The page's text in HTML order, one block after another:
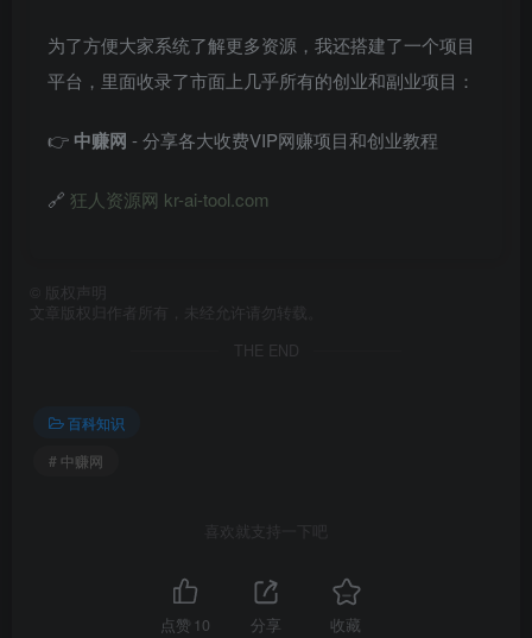
为了方便大家系统了解更多资源，我还搭建了一个项目
平台，里面收录了市面上几乎所有的创业和副业项目：
👉 中赚网 - 分享各大收费VIP网赚项目和创业教程
🔗 狂人资源网 kr-ai-tool.com
版权声明
文章版权归作者所有，未经允许请勿转载。
THE END
百科知识
# 中赚网
喜欢就支持一下吧
点赞 10 分享 收藏